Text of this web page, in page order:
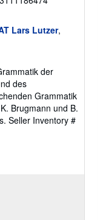
Lars Lutzer,
der
des
Grammatik
Brugmann und B.
Seller Inventory #